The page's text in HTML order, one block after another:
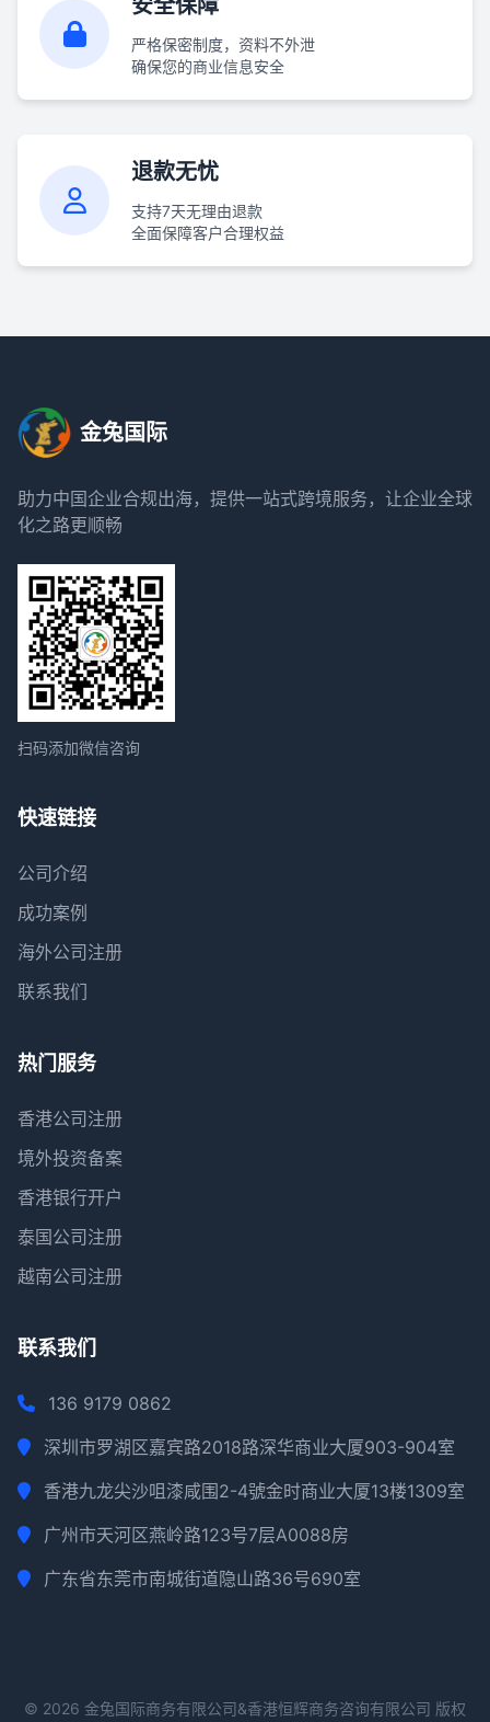
安全保障
严格保密制度，资料不外泄
确保您的商业信息安全
退款无忧
支持7天无理由退款
全面保障客户合理权益
金兔国际
助力中国企业合规出海，提供一站式跨境服务，让企业全球
化之路更顺畅
扫码添加微信咨询
快速链接
公司介绍
成功案例
海外公司注册
联系我们
热门服务
香港公司注册
境外投资备案
香港银行开户
泰国公司注册
越南公司注册
联系我们
136 9179 0862
深圳市罗湖区嘉宾路2018路深华商业大厦903-904室
香港九龙尖沙咀漆咸围2-4號金时商业大厦13楼1309室
广州市天河区燕岭路123号7层A0088房
广东省东莞市南城街道隐山路36号690室
© 2026 金兔国际商务有限公司&香港恒辉商务咨询有限公司 版权